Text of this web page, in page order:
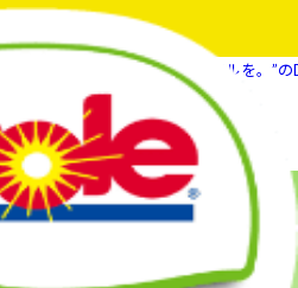
“フルーツでスマイルを。